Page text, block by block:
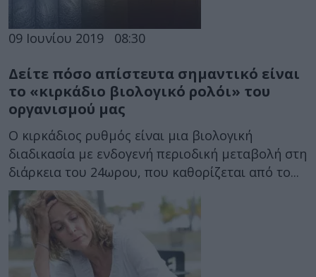
09 Ιουνίου 2019 08:30
Δείτε πόσο απίστευτα σημαντικό είναι
το «κιρκάδιο βιολογικό ρολόι» του
οργανισμού μας
Ο κιρκάδιος ρυθμός είναι μια βιολογική
διαδικασία με ενδογενή περιοδική μεταβολή στη
διάρκεια του 24ωρου, που καθορίζεται από το...